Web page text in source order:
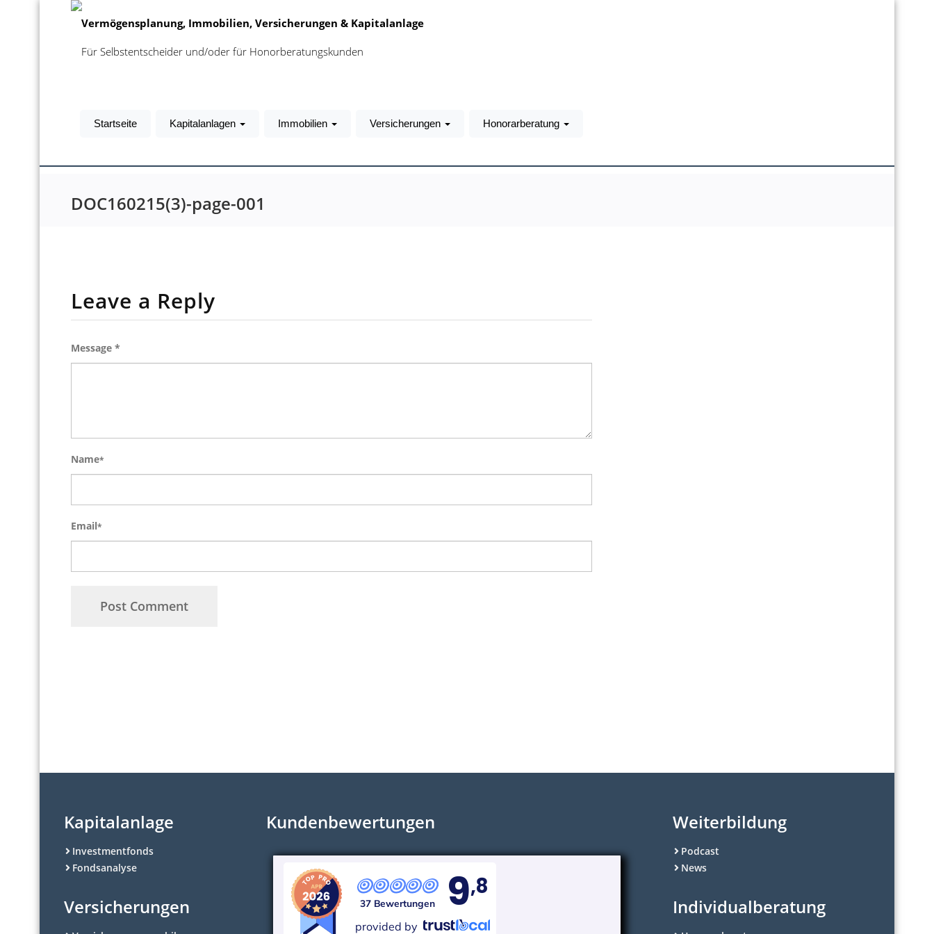
Vermögensplanung, Immobilien, Versicherungen & Kapitalanlage
Für Selbstentscheider und/oder für Honorberatungskunden
Startseite Kapitalanlagen Immobilien Versicherungen Honorarberatung
DOC160215(3)-page-001
Leave a Reply
Message *
Name*
Email*
Kapitalanlage
Investmentfonds
Fondsanalyse
Versicherungen
Kundenbewertungen
37 Bewertungen 9,8
provided by
Weiterbildung
Podcast
News
Individualberatung